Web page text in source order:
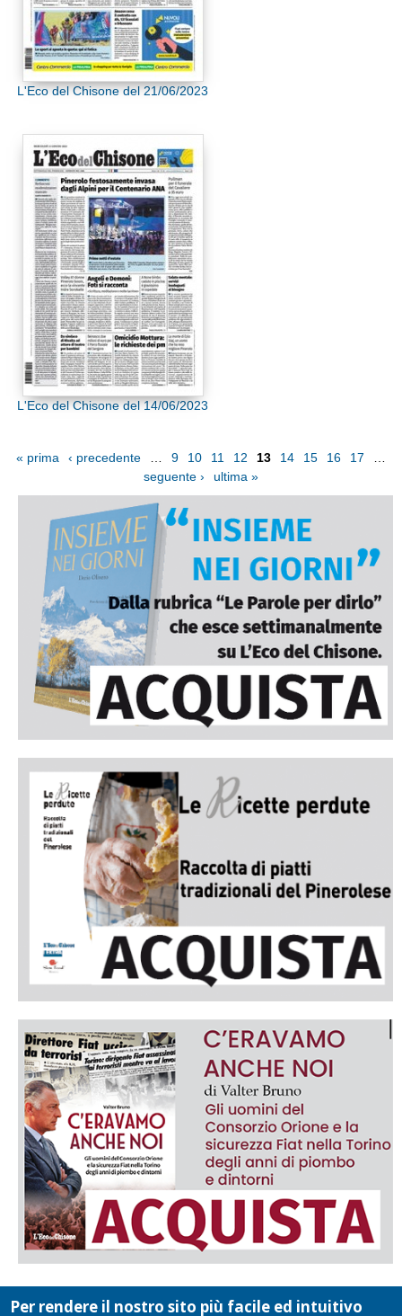
L'Eco del Chisone del 21/06/2023
L'Eco del Chisone del 14/06/2023
« prima ‹ precedente 9 10 11 12 13 14 15 16 17
seguente ›
ultima »
Per rendere il nostro sito più facile ed intuitivo